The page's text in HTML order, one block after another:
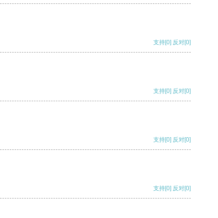
支持[0] 反对[0]
支持[0] 反对[0]
支持[0] 反对[0]
支持[0] 反对[0]